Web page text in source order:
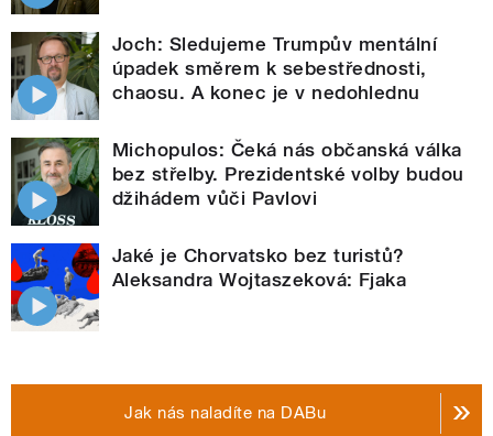
Joch: Sledujeme Trumpův mentální
úpadek směrem k sebestřednosti,
chaosu. A konec je v nedohlednu
Michopulos: Čeká nás občanská válka
bez střelby. Prezidentské volby budou
džihádem vůči Pavlovi
Jaké je Chorvatsko bez turistů?
Aleksandra Wojtaszeková: Fjaka
Jak nás naladíte na DABu